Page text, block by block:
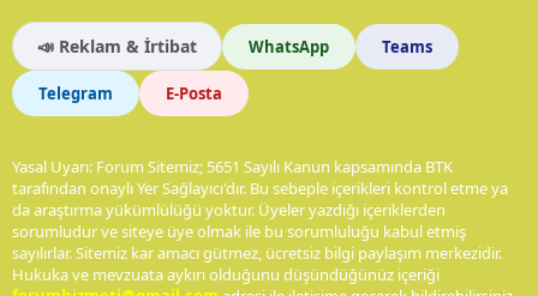
📣 Reklam & İrtibat WhatsApp Teams
Telegram E-Posta
Yasal Uyarı: Forum Sitemiz; 5651 Sayılı Kanun kapsamında BTK
tarafından onaylı Yer Sağlayıcı'dır. Bu sebeple içerikleri kontrol etme ya
da araştırma yükümlülüğü yoktur. Üyeler yazdığı içeriklerden
sorumludur ve siteye üye olmak ile bu sorumluluğu kabul etmiş
sayılırlar. Sitemiz kar amacı gütmez, ücretsiz bilgi paylaşım merkezidir.
Hukuka ve mevzuata aykırı olduğunu düşündüğünüz içeriği